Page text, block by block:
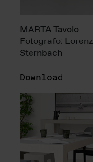
MARTA Tavolo
Fotografo: Lorenz
Sternbach
Download